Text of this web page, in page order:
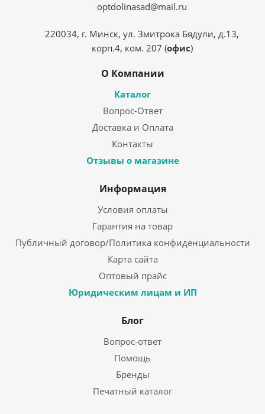
optdolinasad@mail.ru
220034, г. Минск, ул. Змитрока Бядули, д.13,
корп.4, ком. 207 (офис)
О Компании
Каталог
Вопрос-Ответ
Доставка и Оплата
Контакты
Отзывы о магазине
Информация
Условия оплаты
Гарантия на товар
Публичный договор/Политика конфиденциальности
Карта сайта
Оптовый прайс
Юридическим лицам и ИП
Блог
Вопрос-ответ
Помощь
Бренды
Печатный каталог